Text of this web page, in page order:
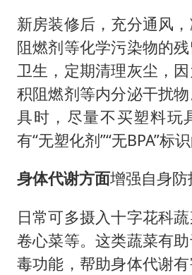
新房装修后，充分通风，
阻燃剂等化学污染物的
卫生，定期清理灰尘，
积阻燃剂等内分泌干扰
具时，尽量不买塑料玩
有“无塑化剂”“无BPA”标识
身体代谢方面增强自身防
日常可多摄入十字花科蔬
卷心菜等。这类蔬菜有
毒功能，帮助身体代谢有